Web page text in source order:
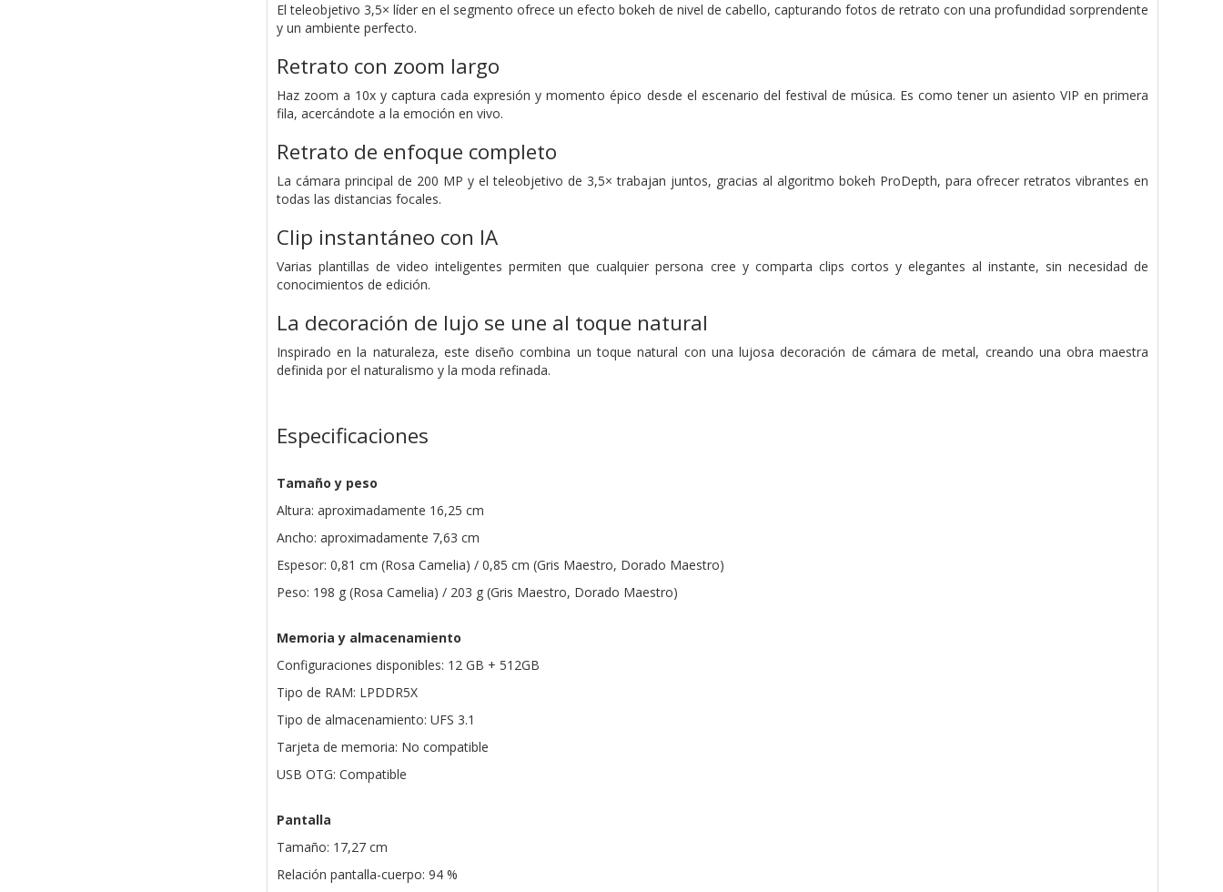
El teleobjetivo 3,5× líder en el segmento ofrece un efecto bokeh de nivel de cabello, capturando fotos de retrato con una profundidad sorprendente
y un ambiente perfecto.
Retrato con zoom largo
Haz zoom a 10x y captura cada expresión y momento épico desde el escenario del festival de música. Es como tener un asiento VIP en primera
fila, acercándote a la emoción en vivo.
Retrato de enfoque completo
La cámara principal de 200 MP y el teleobjetivo de 3,5× trabajan juntos, gracias al algoritmo bokeh ProDepth, para ofrecer retratos vibrantes en
todas las distancias focales.
Clip instantáneo con IA
Varias plantillas de video inteligentes permiten que cualquier persona cree y comparta clips cortos y elegantes al instante, sin necesidad de
conocimientos de edición.
La decoración de lujo se une al toque natural
Inspirado en la naturaleza, este diseño combina un toque natural con una lujosa decoración de cámara de metal, creando una obra maestra
definida por el naturalismo y la moda refinada.
Especificaciones
Tamaño y peso
Altura: aproximadamente 16,25 cm
Ancho: aproximadamente 7,63 cm
Espesor: 0,81 cm (Rosa Camelia) / 0,85 cm (Gris Maestro, Dorado Maestro)
Peso: 198 g (Rosa Camelia) / 203 g (Gris Maestro, Dorado Maestro)
Memoria y almacenamiento
Configuraciones disponibles: 12 GB + 512GB
Tipo de RAM: LPDDR5X
Tipo de almacenamiento: UFS 3.1
Tarjeta de memoria: No compatible
USB OTG: Compatible
Pantalla
Tamaño: 17,27 cm
Relación pantalla-cuerpo: 94 %